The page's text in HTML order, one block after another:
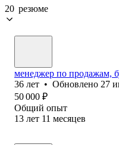
20 резюме
менеджер по продажам,
36 лет • Обновлено 27
50 000 ₽
Общий опыт
13 лет 11 месяцев